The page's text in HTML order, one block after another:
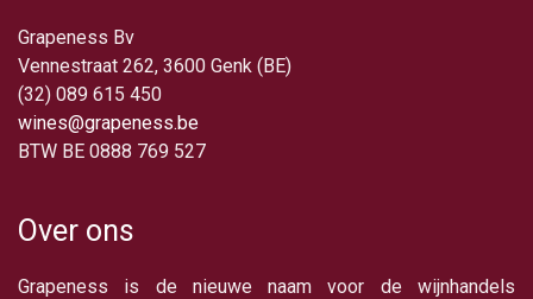
Grapeness Bv
Vennestraat 262, 3600 Genk (BE)
(32) 089 615 450
wines@grapeness.be
BTW BE 0888 769 527
Over ons
Grapeness is de nieuwe naam voor de wijnhandels